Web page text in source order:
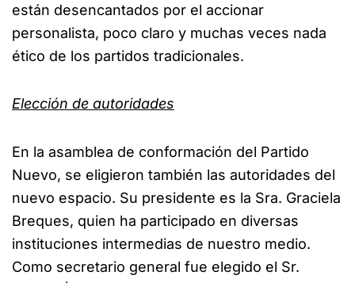
están desencantados por el accionar
personalista, poco claro y muchas veces nada
ético de los partidos tradicionales.
Elección de autoridades
En la asamblea de conformación del Partido
Nuevo, se eligieron también las autoridades del
nuevo espacio. Su presidente es la Sra. Graciela
Breques, quien ha participado en diversas
instituciones intermedias de nuestro medio.
Como secretario general fue elegido el Sr.